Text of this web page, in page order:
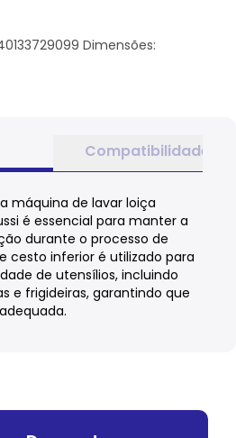
Dimensões:
Compatibilidade
máquina de lavar loiça
é essencial para manter a
durante o processo de
cesto inferior é utilizado para
de utensílios, incluindo
e frigideiras, garantindo que